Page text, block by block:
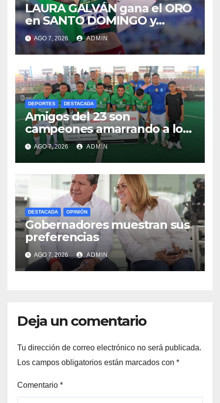
LAURA GALVÁN gana el ORO
en SANTO DOMINGO y
dedica Medalla a sus padres
fallecidos
AGO 7, 2026 ADMIN
DEPORTES DESTACADA
Amigos del 23 son
campeones amarrando a los
“Perros Bravos”
AGO 7, 2026 ADMIN
DESTACADA OPINIÓN
Gobernadores muestran sus
preferencias
AGO 7, 2026 ADMIN
Deja un comentario
Tu dirección de correo electrónico no será publicada.
Los campos obligatorios están marcados con *
Comentario *